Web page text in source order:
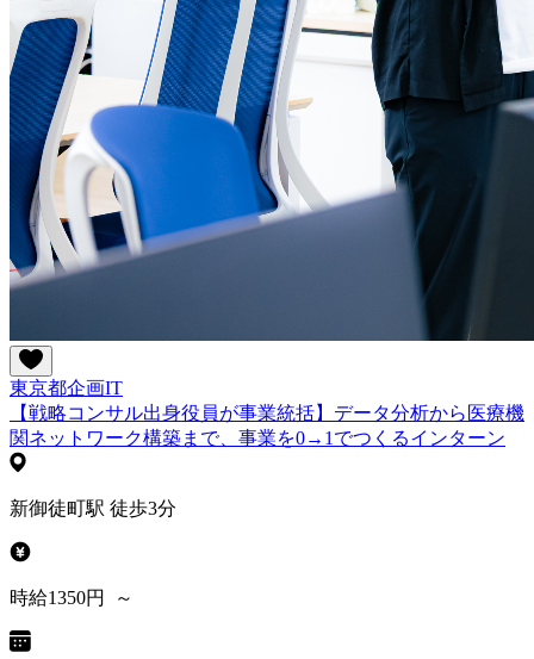
東京都企画IT
【戦略コンサル出身役員が事業統括】データ分析から医療機
関ネットワーク構築まで、事業を0→1でつくるインターン
新御徒町駅 徒歩3分
時給1350円 ～